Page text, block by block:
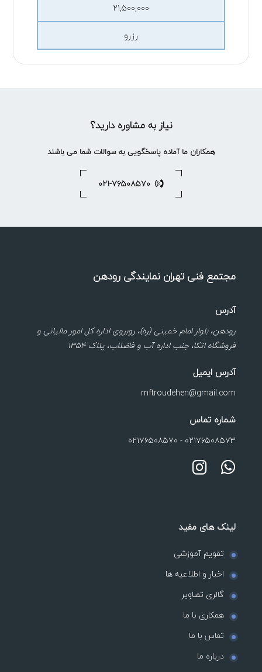
۲۱,۵۰۰,۰۰۰
رزرو
نیاز به مشاوره دارید؟
همکاران ما آماده پاسخگویی به سوالات شما می باشند
مجتمع فنی تهران نمایندگی رودهن
آدرس
رودهن، بلوار امام خمینی (ره)، روبروی اداره کل امور مالیاتی و
فروشگاه اتکا، جنب اداره آب و فاضلاب، پلاک ۱۳۵۴
آدرس ایمیل
mftroudehen@gmail.com
شماره تماس
۰۲۱۷۶۵۰۸۵۷۳ - ۰۲۱۷۶۵۰۸۵۷۰
لینک های مفید
تقویم آموزشی
اخبار و اطلاعیه ها
گالری تصاویر
همکاری با ما
تماس با ما
درباره ما